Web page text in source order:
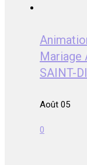
Mariage
SAINT-
Août 05
0